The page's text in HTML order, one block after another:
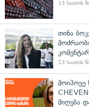
13 საათის
თინა
13 საათის
მოიპოვე
მიღება